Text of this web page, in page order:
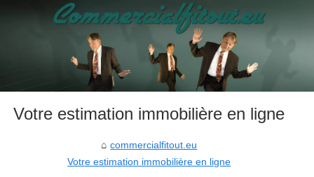
Votre estimation immobilière en ligne
commercialfitout.eu
Votre estimation immobilière en ligne